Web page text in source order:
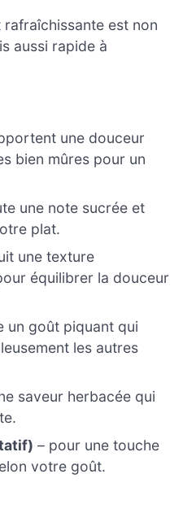
est non
aussi rapide à
une douceur
bien mûres pour un
une note sucrée et
plat.
une texture
équilibrer la douceur
un goût piquant qui
les autres
saveur herbacée qui
– pour une touche
votre goût.